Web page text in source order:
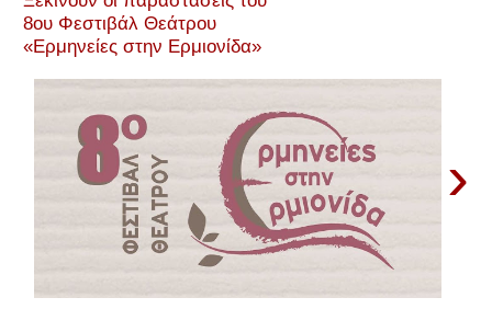
8oυ Φεστιβάλ Θεάτρου
«Ερμηνείες στην Ερμιονίδα»
›